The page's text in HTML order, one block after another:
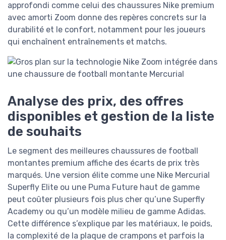
approfondi comme celui des chaussures Nike premium
avec amorti Zoom donne des repères concrets sur la
durabilité et le confort, notamment pour les joueurs
qui enchaînent entraînements et matchs.
Analyse des prix, des offres
disponibles et gestion de la liste
de souhaits
Le segment des meilleures chaussures de football
montantes premium affiche des écarts de prix très
marqués. Une version élite comme une Nike Mercurial
Superfly Elite ou une Puma Future haut de gamme
peut coûter plusieurs fois plus cher qu’une Superfly
Academy ou qu’un modèle milieu de gamme Adidas.
Cette différence s’explique par les matériaux, le poids,
la complexité de la plaque de crampons et parfois la